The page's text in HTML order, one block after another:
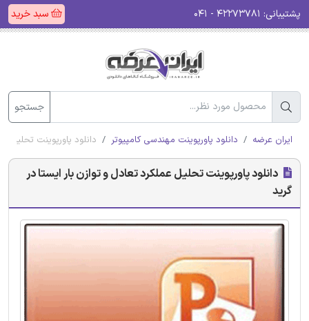
پشتیبانی: سبد خرید
جستجو
ایران عرضه دانلود پاورپوینت مهندسی کامپیوتر دانلود پاورپوینت تحلیل
دانلود پاورپوینت تحلیل عملکرد تعادل و توازن بار ایستا در
گرید